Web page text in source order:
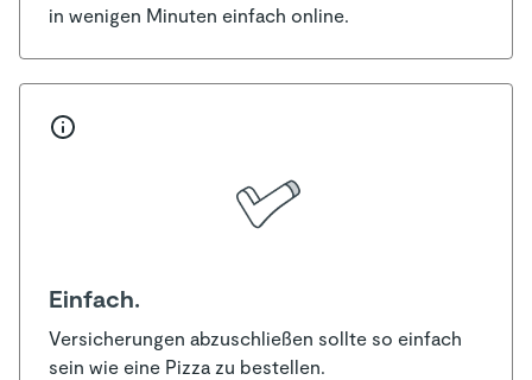
in wenigen Minuten einfach online.
Einfach.
Versicherungen abzuschließen sollte so einfach
sein wie eine Pizza zu bestellen.